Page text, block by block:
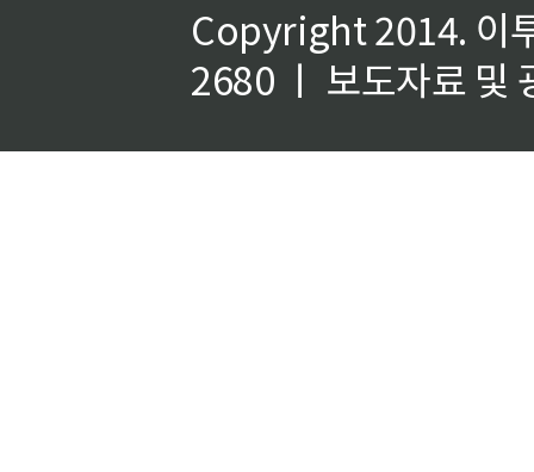
Copyright 2014. 이
2680 ㅣ 보도자료